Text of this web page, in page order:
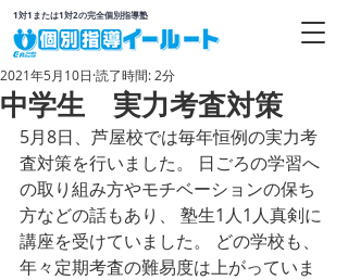
1対1または1対2の完全個別指導塾
中学生 実力考査対策
2021年5月10日 読了時間: 2分
5月8日、芦屋校では毎年恒例の実力考
査対策を行いました。 日ごろの学習へ
の取り組み方やモチベーションの保ち
方などの話もあり、 塾生1人1人真剣に
講座を受けていました。 どの学校も、
年々定期考査の難易度は上がっていま